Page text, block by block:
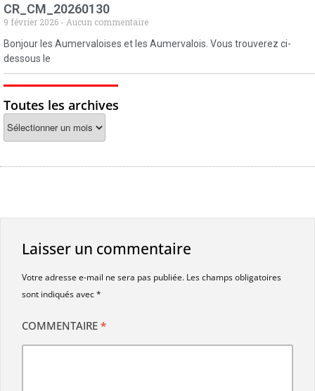
CR_CM_20260130
9 février 2026
Aucun commentaire
Bonjour les Aumervaloises et les Aumervalois. Vous trouverez ci-
dessous le
Toutes les archives
Laisser un commentaire
Votre adresse e-mail ne sera pas publiée. Les champs obligatoires
sont indiqués avec*
COMMENTAIRE *